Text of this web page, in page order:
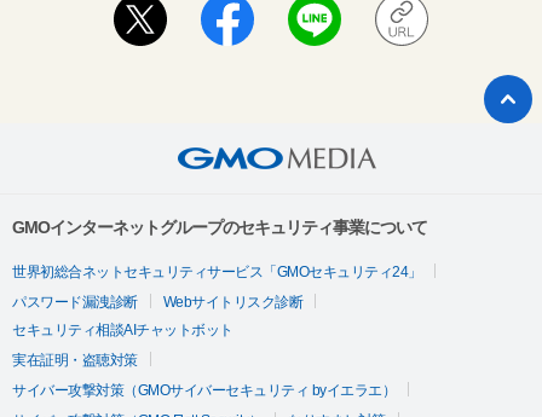
GMOインターネットグループのセキュリティ事業について
世界初総合ネットセキュリティサービス「GMOセキュリティ24」
パスワード漏洩診断
Webサイトリスク診断
セキュリティ相談AIチャットボット
実在証明・盗聴対策
サイバー攻撃対策（GMOサイバーセキュリティ byイエラエ）